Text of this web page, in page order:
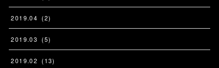
2019.04 (2)
2019.03 (5)
2019.02 (13)